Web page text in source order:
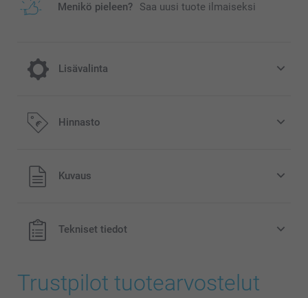
Menikö pieleen? Saa uusi tuote ilmaiseksi
Lisävalinta
Lisää tilaukseesi Miffy säästöpossu
Voidaan käyttää lastenhuoneen koristeena
Helppo puhdistaa, valmistettu pölyä hylkivästä,
Hinnasto
Kaikki hinnat ovat euroina, sisältävät arvonlisäveron ja
eivät sisällä postikuluja.
Kuvaus
Tekniset tiedot
Trustpilot tuotearvostelut